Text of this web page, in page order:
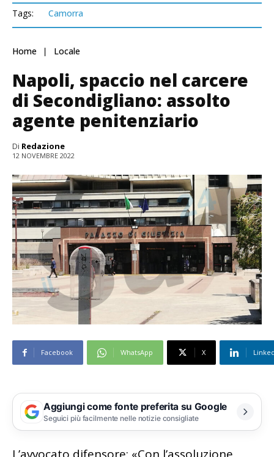
Tags: Camorra
Home Locale
Napoli, spaccio nel carcere
di Secondigliano: assolto
agente penitenziario
Di Redazione
12 NOVEMBRE 2022
Facebook WhatsApp X
Aggiungi come fonte preferita su Google
Seguici più facilmente nelle notizie consigliate